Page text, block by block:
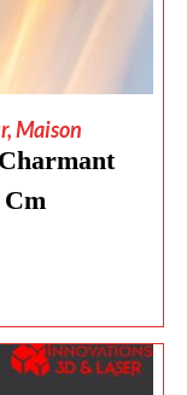
,Maison
Cm